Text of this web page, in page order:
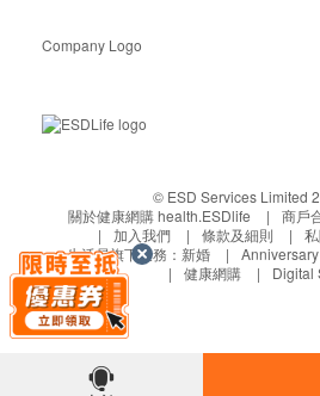
© ESD Services Limited
關於健康網購 health.ESDlife
商戶
加入我們
條款及細則
生活易旗下業務： 新婚 Anniversary
健康網購
Digital